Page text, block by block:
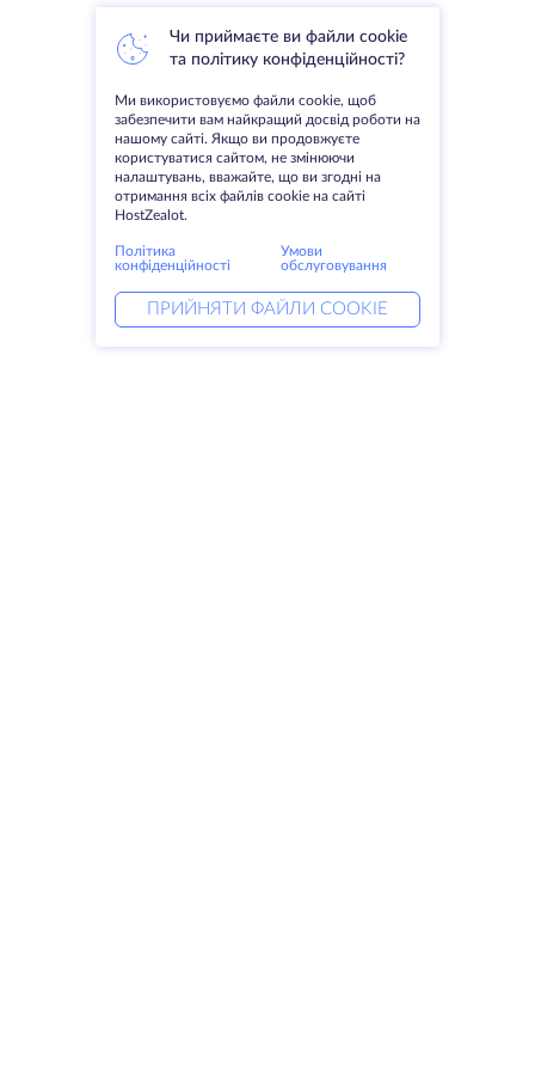
Чи приймаєте ви файли cookie
та політику конфіденційності?
Ми використовуємо файли cookie, щоб
забезпечити вам найкращий досвід роботи на
нашому сайті. Якщо ви продовжуєте
користуватися сайтом, не змінюючи
налаштувань, вважайте, що ви згодні на
отримання всіх файлів cookie на сайті
HostZealot.
Політика
конфіденційності
Умови
обслуговування
ПРИЙНЯТИ ФАЙЛИ COOKIE